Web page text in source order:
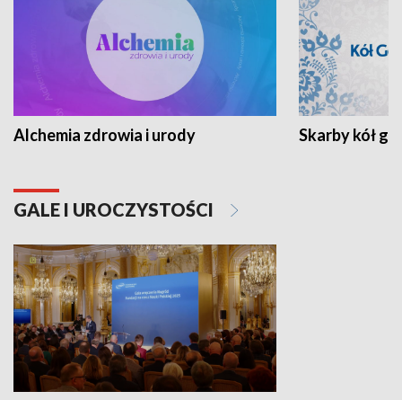
Alchemia zdrowia i urody Skarby kół
GALE I UROCZYSTOŚCI